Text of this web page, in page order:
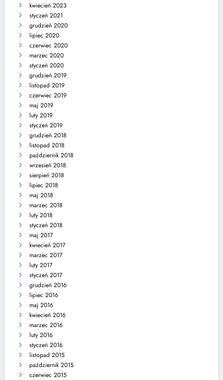
kwiecień 2023
styczeń 2021
grudzień 2020
lipiec 2020
czerwiec 2020
marzec 2020
styczeń 2020
grudzień 2019
listopad 2019
czerwiec 2019
maj 2019
luty 2019
styczeń 2019
grudzień 2018
listopad 2018
październik 2018
wrzesień 2018
sierpień 2018
lipiec 2018
maj 2018
marzec 2018
luty 2018
styczeń 2018
maj 2017
kwiecień 2017
marzec 2017
luty 2017
styczeń 2017
grudzień 2016
lipiec 2016
maj 2016
kwiecień 2016
marzec 2016
luty 2016
styczeń 2016
listopad 2015
październik 2015
czerwiec 2015